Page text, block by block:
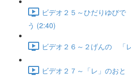
ビデオ２５～ひだりゆび
う (2:40)
ビデオ２６～２げんの 「
ビデオ２７～「レ」のお